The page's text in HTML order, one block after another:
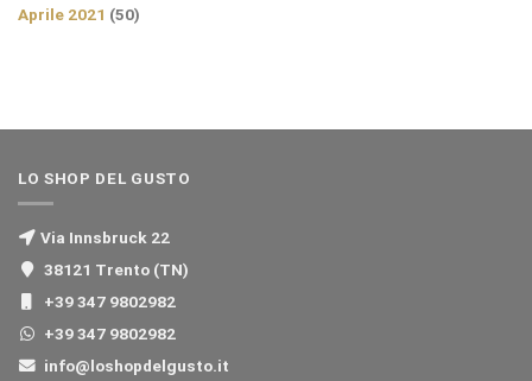
Aprile 2021 (50)
LO SHOP DEL GUSTO
Via Innsbruck 22
38121 Trento (TN)
+39 347 9802982
+39 347 9802982
info@loshopdelgusto.it